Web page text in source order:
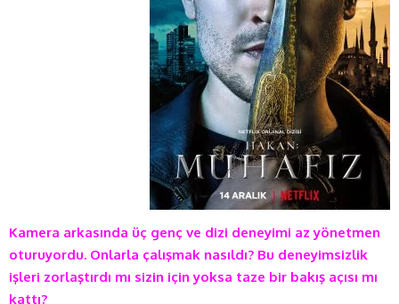
Kamera arkasında üç genç ve dizi deneyimi az yönetmen
oturuyordu. Onlarla çalışmak nasıldı? Bu deneyimsizlik
işleri zorlaştırdı mı sizin için yoksa taze bir bakış açısı mı
kattı?